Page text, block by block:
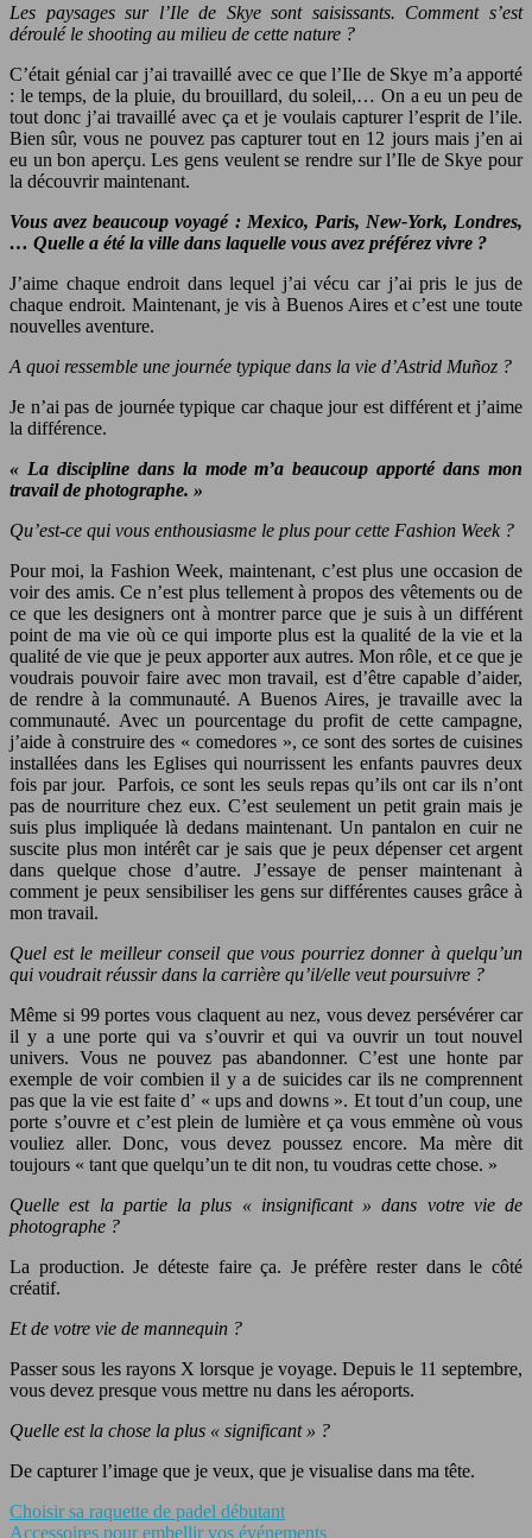
Les paysages sur l’Ile de Skye sont saisissants. Comment s’est
déroulé le shooting au milieu de cette nature ?
C’était génial car j’ai travaillé avec ce que l’Ile de Skye m’a apporté
: le temps, de la pluie, du brouillard, du soleil,… On a eu un peu de
tout donc j’ai travaillé avec ça et je voulais capturer l’esprit de l’ile.
Bien sûr, vous ne pouvez pas capturer tout en 12 jours mais j’en ai
eu un bon aperçu. Les gens veulent se rendre sur l’Ile de Skye pour
la découvrir maintenant.
Vous avez beaucoup voyagé : Mexico, Paris, New-York, Londres,
… Quelle a été la ville dans laquelle vous avez préférez vivre ?
J’aime chaque endroit dans lequel j’ai vécu car j’ai pris le jus de
chaque endroit. Maintenant, je vis à Buenos Aires et c’est une toute
nouvelles aventure.
A quoi ressemble une journée typique dans la vie d’Astrid Muñoz ?
Je n’ai pas de journée typique car chaque jour est différent et j’aime
la différence.
« La discipline dans la mode m’a beaucoup apporté dans mon
travail de photographe. »
Qu’est-ce qui vous enthousiasme le plus pour cette Fashion Week ?
Pour moi, la Fashion Week, maintenant, c’est plus une occasion de
voir des amis. Ce n’est plus tellement à propos des vêtements ou de
ce que les designers ont à montrer parce que je suis à un différent
point de ma vie où ce qui importe plus est la qualité de la vie et la
qualité de vie que je peux apporter aux autres. Mon rôle, et ce que je
voudrais pouvoir faire avec mon travail, est d’être capable d’aider,
de rendre à la communauté. A Buenos Aires, je travaille avec la
communauté. Avec un pourcentage du profit de cette campagne,
j’aide à construire des « comedores », ce sont des sortes de cuisines
installées dans les Eglises qui nourrissent les enfants pauvres deux
fois par jour. Parfois, ce sont les seuls repas qu’ils ont car ils n’ont
pas de nourriture chez eux. C’est seulement un petit grain mais je
suis plus impliquée là dedans maintenant. Un pantalon en cuir ne
suscite plus mon intérêt car je sais que je peux dépenser cet argent
dans quelque chose d’autre. J’essaye de penser maintenant à
comment je peux sensibiliser les gens sur différentes causes grâce à
mon travail.
Quel est le meilleur conseil que vous pourriez donner à quelqu’un
qui voudrait réussir dans la carrière qu’il/elle veut poursuivre ?
Même si 99 portes vous claquent au nez, vous devez persévérer car
il y a une porte qui va s’ouvrir et qui va ouvrir un tout nouvel
univers. Vous ne pouvez pas abandonner. C’est une honte par
exemple de voir combien il y a de suicides car ils ne comprennent
pas que la vie est faite d’ « ups and downs ». Et tout d’un coup, une
porte s’ouvre et c’est plein de lumière et ça vous emmène où vous
vouliez aller. Donc, vous devez poussez encore. Ma mère dit
toujours « tant que quelqu’un te dit non, tu voudras cette chose. »
Quelle est la partie la plus « insignificant » dans votre vie de
photographe ?
La production. Je déteste faire ça. Je préfère rester dans le côté
créatif.
Et de votre vie de mannequin ?
Passer sous les rayons X lorsque je voyage. Depuis le 11 septembre,
vous devez presque vous mettre nu dans les aéroports.
Quelle est la chose la plus « significant » ?
De capturer l’image que je veux, que je visualise dans ma tête.
Choisir sa raquette de padel débutant
Accessoires pour embellir vos événements